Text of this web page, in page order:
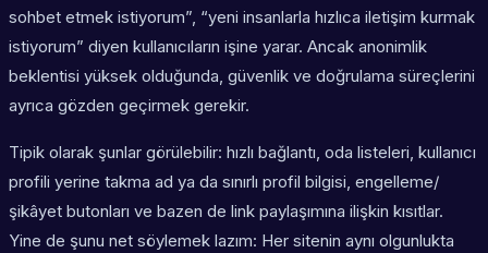
sohbet etmek istiyorum”, “yeni insanlarla hızlıca iletişim kurmak
istiyorum” diyen kullanıcıların işine yarar. Ancak anonimlik
beklentisi yüksek olduğunda, güvenlik ve doğrulama süreçlerini
ayrıca gözden geçirmek gerekir.
Tipik olarak şunlar görülebilir: hızlı bağlantı, oda listeleri, kullanıcı
profili yerine takma ad ya da sınırlı profil bilgisi, engelleme/
şikâyet butonları ve bazen de link paylaşımına ilişkin kısıtlar.
Yine de şunu net söylemek lazım: Her sitenin aynı olgunlukta